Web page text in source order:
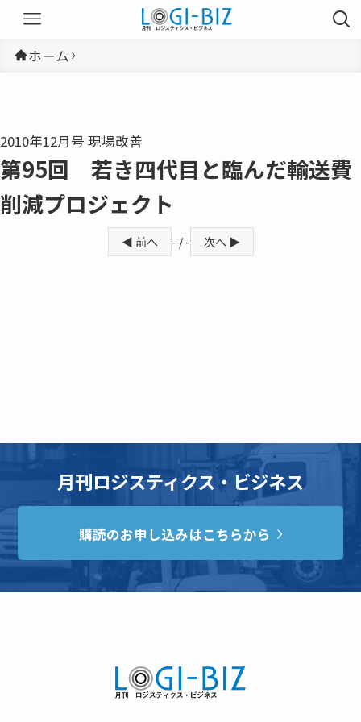
ホーム
2010年12月号 現場改善
第95回 若き四代目と臨んだ輸送費
削減プロジェクト
◀ 前へ - / - 次へ ▶
月刊ロジスティクス・ビジネス
購読のお申し込みはこちらから